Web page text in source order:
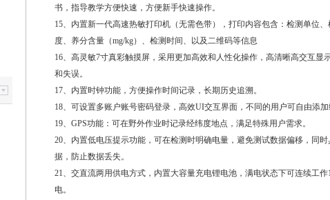
书，指导教学方便快速，方便新手快速操作。
15、内置新一代高速热敏打印机（无需色带），打印内容包含：检测单位
度、养分含量（mg/kg）、检测时间、以及二维码等信息
16、高灵敏7寸真彩触摸屏，采用更加高效和人性化操作，高清晰高交互显
和失误。
17、内置时钟功能，方便操作时间记录，长期历史追溯。
18、可设置多账户账号密码登录，高效UI交互界面，不同的用户可自由添
19、GPS功能：可在野外作业时记录经纬度地点，满足特殊用户需求。
20、内置低电压提示功能，可在检测时明确电量，避免测试数据偏移，同
据，防止数据丢失。
21、交直流两用供电方式，内置大容量充电锂电池，满电状态下可连续工
电。